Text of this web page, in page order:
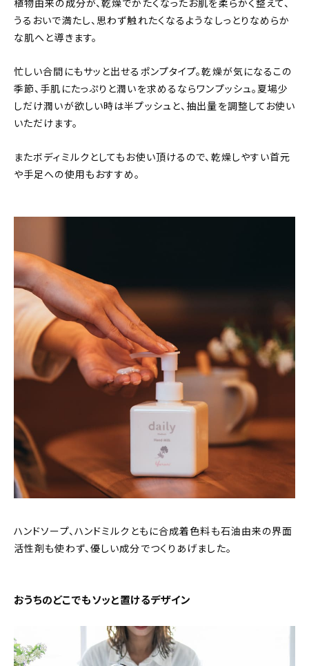
植物由来の成分が、乾燥でかたくなったお肌を柔らかく整えて、
うるおいで満たし、思わず触れたくなるようなしっとりなめらか
な肌へと導きます。
忙しい合間にもサッと出せるポンプタイプ。乾燥が気になるこの
季節、手肌にたっぷりと潤いを求めるならワンプッシュ。夏場少
しだけ潤いが欲しい時は半プッシュと、抽出量を調整してお使い
いただけます。
またボディミルクとしてもお使い頂けるので、乾燥しやすい首元
や手足への使用もおすすめ。
ハンドソープ、ハンドミルクともに合成着色料も石油由来の界面
活性剤も使わず、優しい成分でつくりあげました。
おうちのどこでもソッと置けるデザイン